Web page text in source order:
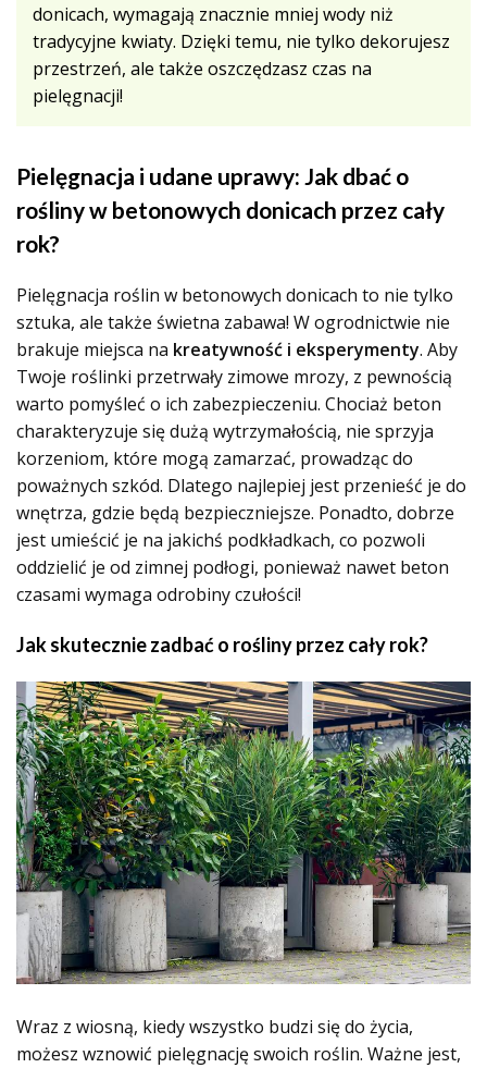
donicach, wymagają znacznie mniej wody niż
tradycyjne kwiaty. Dzięki temu, nie tylko dekorujesz
przestrzeń, ale także oszczędzasz czas na
pielęgnacji!
Pielęgnacja i udane uprawy: Jak dbać o
rośliny w betonowych donicach przez cały
rok?
Pielęgnacja roślin w betonowych donicach to nie tylko
sztuka, ale także świetna zabawa! W ogrodnictwie nie
brakuje miejsca na kreatywność i eksperymenty. Aby
Twoje roślinki przetrwały zimowe mrozy, z pewnością
warto pomyśleć o ich zabezpieczeniu. Chociaż beton
charakteryzuje się dużą wytrzymałością, nie sprzyja
korzeniom, które mogą zamarzać, prowadząc do
poważnych szkód. Dlatego najlepiej jest przenieść je do
wnętrza, gdzie będą bezpieczniejsze. Ponadto, dobrze
jest umieścić je na jakichś podkładkach, co pozwoli
oddzielić je od zimnej podłogi, ponieważ nawet beton
czasami wymaga odrobiny czułości!
Jak skutecznie zadbać o rośliny przez cały rok?
Wraz z wiosną, kiedy wszystko budzi się do życia,
możesz wznowić pielęgnację swoich roślin. Ważne jest,